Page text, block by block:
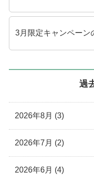
3月限定キャンペーン
過
2026年8月 (3)
2026年7月 (2)
2026年6月 (4)